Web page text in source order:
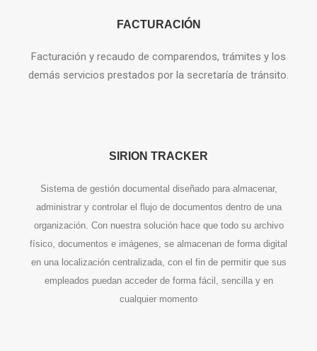
FACTURACIÓN
Facturación y recaudo de comparendos, trámites y los
demás servicios prestados por la secretaría de tránsito.
SIRION TRACKER
Sistema de gestión documental diseñado para almacenar,
administrar y controlar el flujo de documentos dentro de una
organización. Con nuestra solución hace que todo su archivo
físico, documentos e imágenes, se almacenan de forma digital
en una localización centralizada, con el fin de permitir que sus
empleados puedan acceder de forma fácil, sencilla y en
cualquier momento